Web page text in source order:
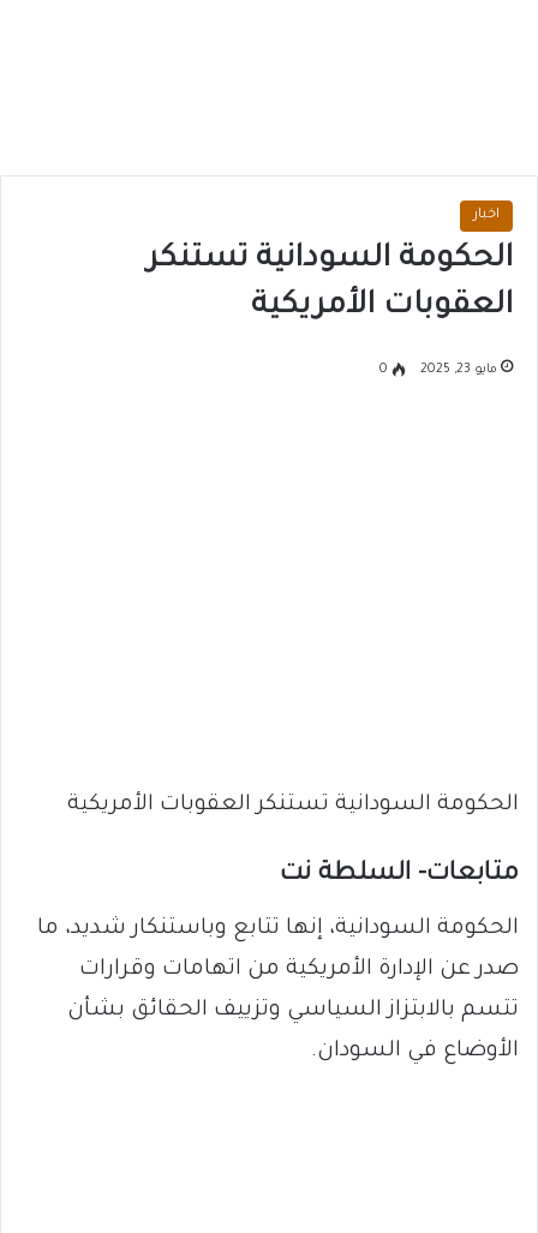
اخبار
الحكومة السودانية تستنكر
العقوبات الأمريكية
مايو 23, 2025 0
الحكومة السودانية تستنكر العقوبات الأمريكية
متابعات- السلطة نت
الحكومة السودانية، إنها تتابع وباستنكار شديد، ما
صدر عن الإدارة الأمريكية من اتهامات وقرارات
تتسم بالابتزاز السياسي وتزييف الحقائق بشأن
الأوضاع في السودان.